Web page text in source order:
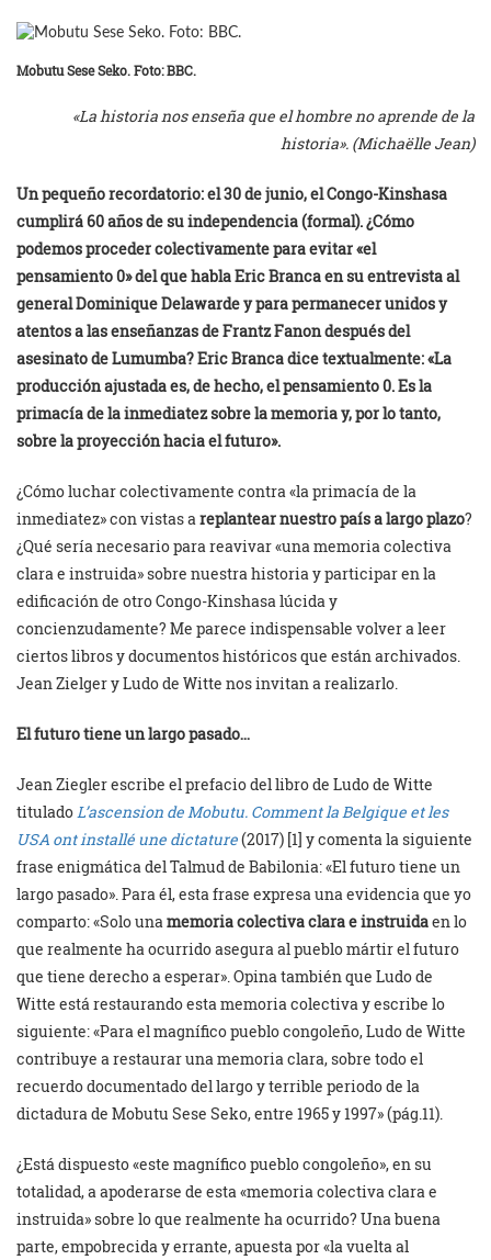
Mobutu Sese Seko. Foto: BBC.
«La historia nos enseña que el hombre no aprende de la
historia». (Michaëlle Jean)
Un pequeño recordatorio: el 30 de junio, el Congo-Kinshasa
cumplirá 60 años de su independencia (formal). ¿Cómo
podemos proceder colectivamente para evitar «el
pensamiento 0» del que habla Eric Branca en su entrevista al
general Dominique Delawarde y para permanecer unidos y
atentos a las enseñanzas de Frantz Fanon después del
asesinato de Lumumba? Eric Branca dice textualmente: «La
producción ajustada es, de hecho, el pensamiento 0. Es la
primacía de la inmediatez sobre la memoria y, por lo tanto,
sobre la proyección hacia el futuro».
¿Cómo luchar colectivamente contra «la primacía de la
inmediatez» con vistas areplantear nuestro país a largo plazo?
¿Qué sería necesario para reavivar «una memoria colectiva
clara e instruida» sobre nuestra historia y participar en la
edificación de otro Congo-Kinshasa lúcida y
concienzudamente? Me parece indispensable volver a leer
ciertos libros y documentos históricos que están archivados.
Jean Zielger y Ludo de Witte nos invitan a realizarlo.
El futuro tiene un largo pasado…
Jean Ziegler escribe el prefacio del libro de Ludo de Witte
tituladoL’ascension de Mobutu. Comment la Belgique et les
USA ont installé une dictature(2017) [1] y comenta la siguiente
frase enigmática del Talmud de Babilonia: «El futuro tiene un
largo pasado». Para él, esta frase expresa una evidencia que yo
comparto: «Solo unamemoria colectiva clara e instruidaen lo
que realmente ha ocurrido asegura al pueblo mártir el futuro
que tiene derecho a esperar». Opina también que Ludo de
Witte está restaurando esta memoria colectiva y escribe lo
siguiente: «Para el magnífico pueblo congoleño, Ludo de Witte
contribuye a restaurar una memoria clara, sobre todo el
recuerdo documentado del largo y terrible periodo de la
dictadura de Mobutu Sese Seko, entre 1965 y 1997» (pág.11).
¿Está dispuesto «este magnífico pueblo congoleño», en su
totalidad, a apoderarse de esta «memoria colectiva clara e
instruida» sobre lo que realmente ha ocurrido? Una buena
parte, empobrecida y errante, apuesta por «la vuelta al